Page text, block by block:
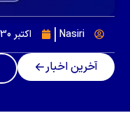
Nasiri اکتبر 30, 2025
آخرین اخبار